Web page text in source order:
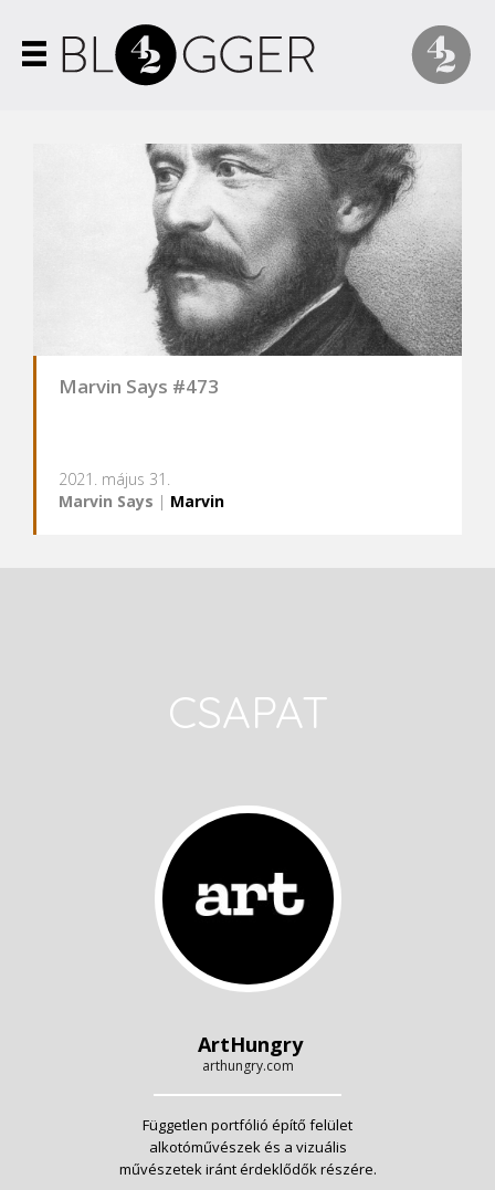
Marvin Says #473
2021. május 31.
Marvin Says | Marvin
CSAPAT
ArtHungry
arthungry.com
Független portfólió építő felület
alkotóművészek és a vizuális
művészetek iránt érdeklődők részére.